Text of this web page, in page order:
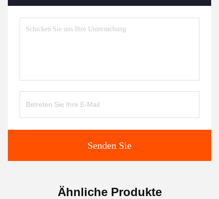
Senden Sie
Ähnliche Produkte